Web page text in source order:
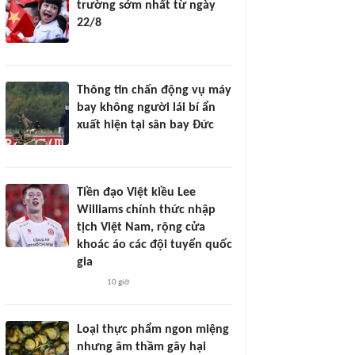
trường sớm nhất từ ngày
22/8
Thông tin chấn động vụ máy
bay không người lái bí ẩn
xuất hiện tại sân bay Đức
Tiền đạo Việt kiều Lee
Williams chính thức nhập
tịch Việt Nam, rộng cửa
khoác áo các đội tuyển quốc
gia
10 giờ
Loại thực phẩm ngon miệng
nhưng âm thầm gây hại